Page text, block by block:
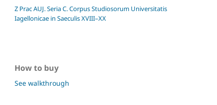
Z Prac AUJ. Seria C. Corpus Studiosorum Universitatis
Iagellonicae in Saeculis XVIII–XX
How to buy
See walkthrough